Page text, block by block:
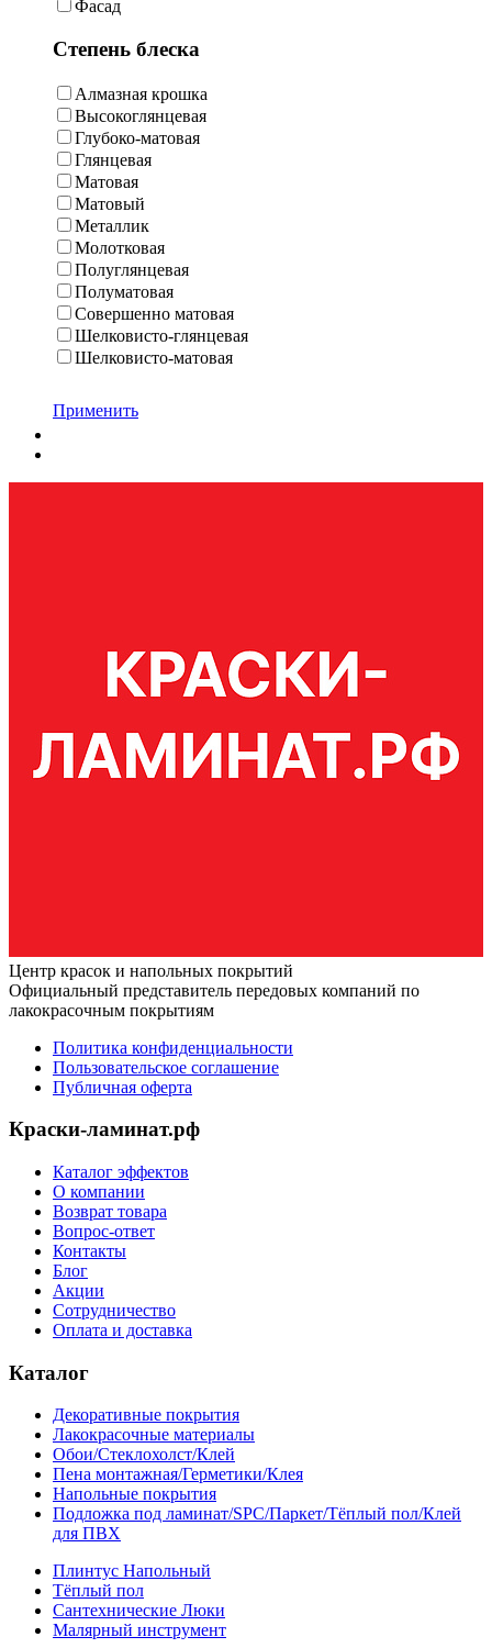
Фасад
Степень блеска
Алмазная крошка
Высокоглянцевая
Глубоко-матовая
Глянцевая
Матовая
Матовый
Металлик
Молотковая
Полуглянцевая
Полуматовая
Совершенно матовая
Шелковисто-глянцевая
Шелковисто-матовая
Применить
Центр красок и напольных покрытий
Официальный представитель передовых компаний по
лакокрасочным покрытиям
Политика конфиденциальности
Пользовательское соглашение
Публичная оферта
Краски-ламинат.рф
Каталог эффектов
О компании
Возврат товара
Вопрос-ответ
Контакты
Блог
Акции
Сотрудничество
Оплата и доставка
Каталог
Декоративные покрытия
Лакокрасочные материалы
Обои/Стеклохолст/Клей
Пена монтажная/Герметики/Клея
Напольные покрытия
Подложка под ламинат/SPC/Паркет/Тёплый пол/Клей
для ПВХ
Плинтус Напольный
Тёплый пол
Сантехнические Люки
Малярный инструмент